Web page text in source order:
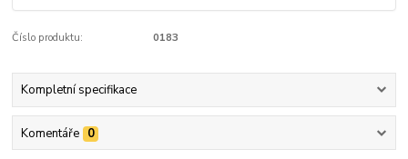
Číslo produktu: 0183
Kompletní specifikace
Komentáře 0